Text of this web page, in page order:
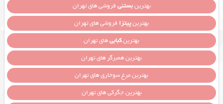
بهترینبستنی فروشی های تهران
بهترینپیتزا فروشی های تهران
بهترینکبابیهای تهران
بهترین همبرگر های تهران
بهترین مرغ سوخاری های تهران
بهترین جگرکی های تهران